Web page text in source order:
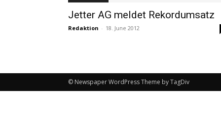
Jetter AG meldet Rekordumsatz
Redaktion - 18. June 2012
© Newspaper WordPress Theme by TagDiv